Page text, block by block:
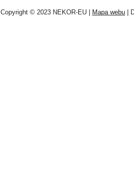
Copyright © 2023 NEKOR-EU | Mapa webu